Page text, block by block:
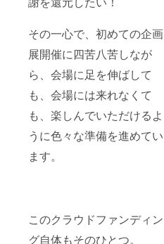
その一心で、初めての企画
展開催に四苦八苦しなが
ら、会場に足を伸ばして
も、会場には来れなくて
も、楽しんでいただけるよ
うに色々な準備を進めてい
ます。
このクラウドファンディン
グ自体もそのひとつ。